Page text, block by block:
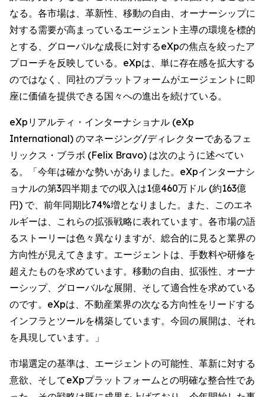
なる。各市場は、革新性、移動の自由、オーナーシップに
対する需要が高まっているエージェント主導の環境を標的
とする、グローバルな成長に対するeXpの焦点を絞ったア
プローチを反映している。eXpは、単に存在感を拡大する
のではなく、同社のプラットフォームがエージェントに即
座に価値を提供できる国々への進出を続けている。
eXpリアルティ・インターナショナル (eXp
International) のマネージング/ディレクターであるフェ
リックス・ブラボ (Felix Bravo) は次のように述べてい
る。「今年は確かな勢いがありました。eXpインターナシ
ョナルの第3四半期までの収入は1億460万ドル (約163億
円) で、前年同期比74%増となりました。また、このエネ
ルギーは、これらの拡張戦略に表れています。各市場の語
るストーリーは色々異なりますが、総合的に見ると業界の
方向性が見えてきます。エージェントは、手数料や研修を
超えたものを求めています。移動の自由、拡張性、オーナ
ーシップ、グローバルな展開、そして適合性を求めている
のです。eXpは、不動産業界の次なる方向性をリードする
インフラとツールを構築しています。今回の展開は、それ
を具現しています。」
市場選定の基準は、エージェントの可能性、革新に対する
意欲、そしてeXpプラットフォームとの明確な整合性であ